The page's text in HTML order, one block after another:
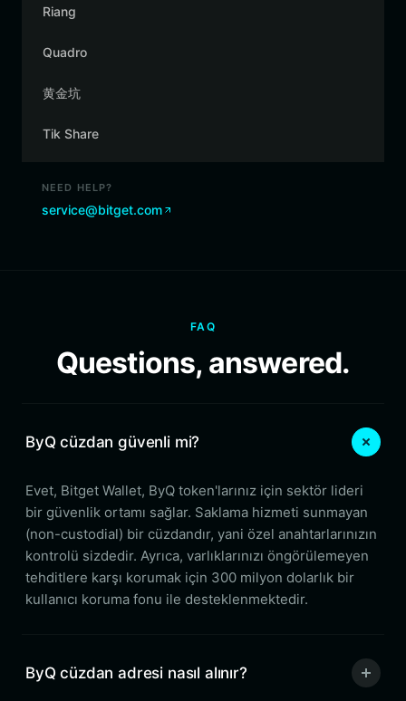
Riang
Quadro
黄金坑
Tik Share
NEED HELP?
service@bitget.com
FAQ
Questions, answered.
ByQ cüzdan güvenli mi?
Evet, Bitget Wallet, ByQ token'larınız için sektör lideri
bir güvenlik ortamı sağlar. Saklama hizmeti sunmayan
(non-custodial) bir cüzdandır, yani özel anahtarlarınızın
kontrolü sizdedir. Ayrıca, varlıklarınızı öngörülemeyen
tehditlere karşı korumak için 300 milyon dolarlık bir
kullanıcı koruma fonu ile desteklenmektedir.
ByQ cüzdan adresi nasıl alınır?